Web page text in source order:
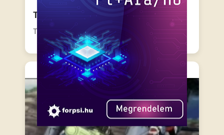
Transformers Energon – 3. Rész
Tíz hosszú év telt el a nagy csaták óta, és…